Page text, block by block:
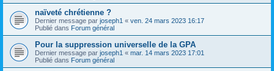
naïveté chrétienne ?
Dernier message par joseph1 « ven. 24 mars 2023 16:17
Publié dans Forum général
Pour la suppression universelle de la GPA
Dernier message par joseph1 « mar. 14 mars 2023 17:01
Publié dans Forum général